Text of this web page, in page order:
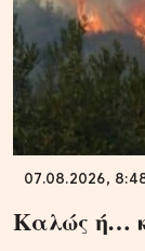
07.08.2026,
Καλώς ή…